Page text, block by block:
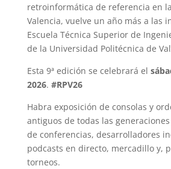
retroinformática de referencia en
Valencia, vuelve un año más a las
Escuela Técnica Superior de
de la Universidad Politécnica de
Esta 9ª edición se celebrará el
2026. #RPV26
Habra exposición de consolas y
antiguos de todas las
de conferencias, desarrolladores
podcasts en directo, mercadillo y,
torneos.